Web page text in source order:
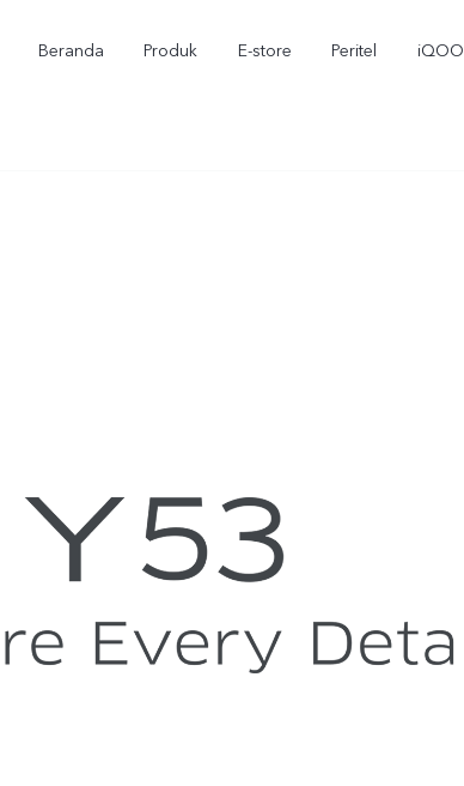
Beranda Produk E-store Peritel iQOO